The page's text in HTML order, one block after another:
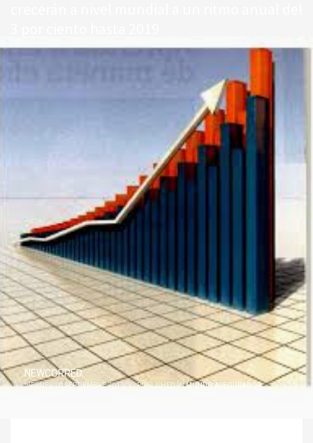
NEWCORRED
VIERNES, 02 SEPTIEMBRE 2016 / PUBLISHED INMUNDO ASEGURADOR